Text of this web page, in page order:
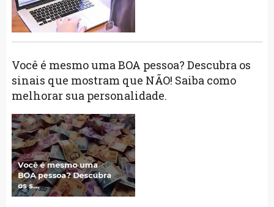
Você é mesmo uma BOA pessoa? Descubra os
sinais que mostram que NÃO! Saiba como
melhorar sua personalidade.